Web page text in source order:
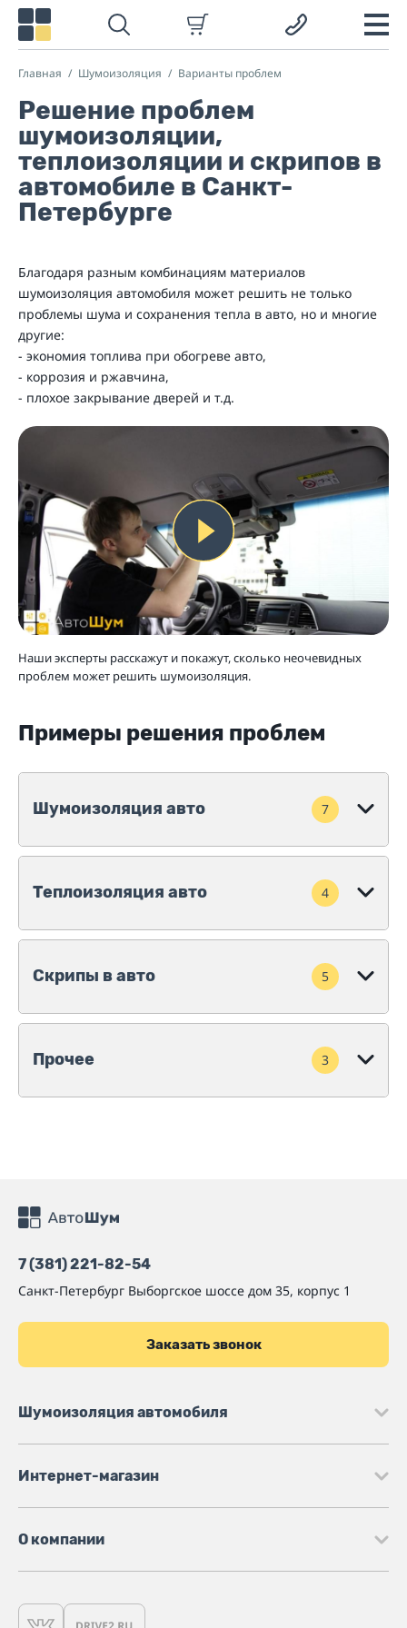
Главная Шумоизоляция Варианты проблем
Решение проблем
шумоизоляции,
теплоизоляции и скрипов в
автомобиле в Санкт-
Петербурге
Благодаря разным комбинациям материалов
шумоизоляция автомобиля может решить не только
проблемы шума и сохранения тепла в авто, но и многие
другие:
- экономия топлива при обогреве авто,
- коррозия и ржавчина,
- плохое закрывание дверей и т.д.
Наши эксперты расскажут и покажут, сколько неочевидных
проблем может решить шумоизоляция.
Примеры решения проблем
Шумоизоляция авто 7
Теплоизоляция авто 4
Скрипы в авто 5
Прочее 3
7 (381) 221-82-54
Санкт-Петербург Выборгское шоссе дом 35, корпус 1
Заказать звонок
Шумоизоляция автомобиля
Интернет-магазин
О компании